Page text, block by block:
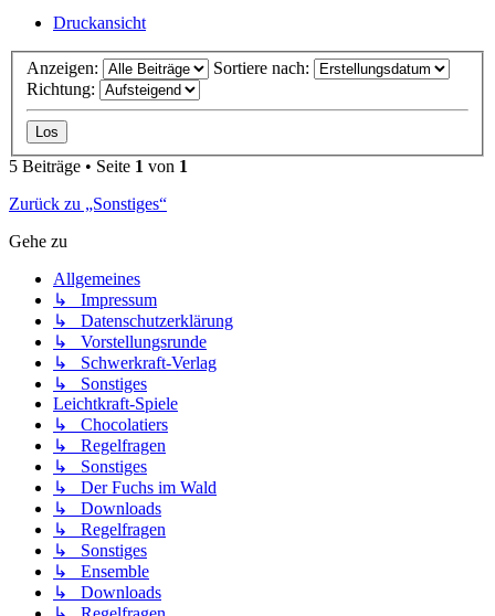
Druckansicht
Anzeigen:
Sortiere nach:
Richtung:
5 Beiträge • Seite 1 von 1
Zurück zu „Sonstiges“
Gehe zu
Allgemeines
↳ Impressum
↳ Datenschutzerklärung
↳ Vorstellungsrunde
↳ Schwerkraft-Verlag
↳ Sonstiges
Leichtkraft-Spiele
↳ Chocolatiers
↳ Regelfragen
↳ Sonstiges
↳ Der Fuchs im Wald
↳ Downloads
↳ Regelfragen
↳ Sonstiges
↳ Ensemble
↳ Downloads